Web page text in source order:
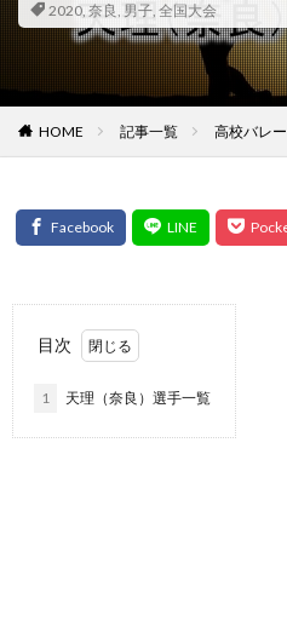
2020, 奈良, 男子, 全国大会
HOME 記事一覧 高校バレー
目次
1 天理（奈良）選手一覧